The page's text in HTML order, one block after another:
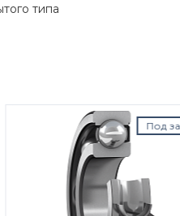
типа
Под заказ